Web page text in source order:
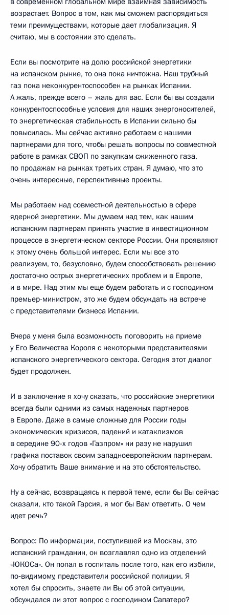
возрастает. Вопрос в том, как мы сможем распорядиться
теми преимуществами, которые дает глобализация. Я
считаю, мы в состоянии это сделать.
Если вы посмотрите на долю российской энергетики
на испанском рынке, то она пока ничтожна. Наш трубный
газ пока неконкурентоспособен на рынках Испании.
А жаль, прежде всего – жаль для вас. Если бы вы создали
конкурентоспособные условия для наших энергоносителей,
то энергетическая стабильность в Испании сильно бы
повысилась. Мы сейчас активно работаем с нашими
партнерами для того, чтобы решать вопросы по совместной
работе в рамках СВОП по закупкам сжиженного газа,
по продажам на рынках третьих стран. Я думаю, что это
очень интересные, перспективные проекты.
Мы работаем над совместной деятельностью в сфере
ядерной энергетики. Мы думаем над тем, как нашим
испанским партнерам принять участие в инвестиционном
процессе в энергетическом секторе России. Они проявляют
к этому очень большой интерес. Если мы все это
реализуем, то, безусловно, будем способствовать решению
достаточно острых энергетических проблем и в Европе,
и в мире. Над этим мы еще будем работать и с господином
премьер-министром, это же будем обсуждать на встрече
с представителями бизнеса Испании.
Вчера у меня была возможность поговорить на приеме
у Его Величества Короля с некоторыми представителями
испанского энергетического сектора. Сегодня этот диалог
будет продолжен.
И в заключение я хочу сказать, что российские энергетики
всегда были одними из самых надежных партнеров
в Европе. Даже в самые сложные для России годы
экономических кризисов, падений и катаклизмов
в середине 90-х годов «Газпром» ни разу не нарушил
графика поставок своим западноевропейским партнерам.
Хочу обратить Ваше внимание и на это обстоятельство.
Ну а сейчас, возвращаясь к первой теме, если бы Вы сейчас
сказали, кто такой Гарсия, я мог бы Вам ответить. О чем
идет речь?
Вопрос: По информации, поступившей из Москвы, это
испанский гражданин, он возглавлял одно из отделений
«ЮКОСа». Он попал в госпиталь после того, как его избили,
по‑видимому, представители российской полиции. Я
хотел бы спросить, знаете ли Вы об этой ситуации,
обсуждался ли этот вопрос с господином Сапатеро?